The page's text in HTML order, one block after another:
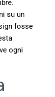
su un
fosse
ogni